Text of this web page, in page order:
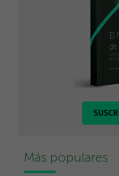
Más populares